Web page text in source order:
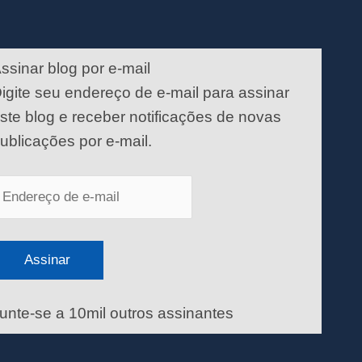
blog por e-mail
seu endereço de e-mail para assinar
blog e receber notificações de novas
por e-mail.
Assinar
se a 10mil outros assinantes